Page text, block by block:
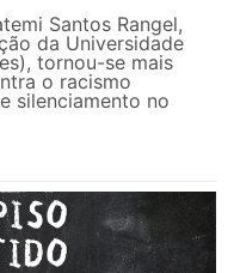
Santos Rangel,
da Universidade
tornou-se mais
o racismo
silenciamento no